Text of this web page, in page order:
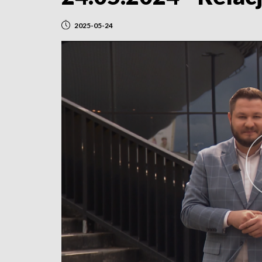
2025-05-24